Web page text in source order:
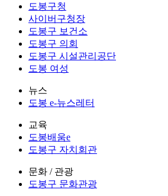
도봉구청
사이버구청장
도봉구 보건소
도봉구 의회
도봉구 시설관리공단
도봉 여성
뉴스
도봉 e-뉴스레터
교육
도봉배움e
도봉구 자치회관
문화 / 관광
도봉구 문화관광